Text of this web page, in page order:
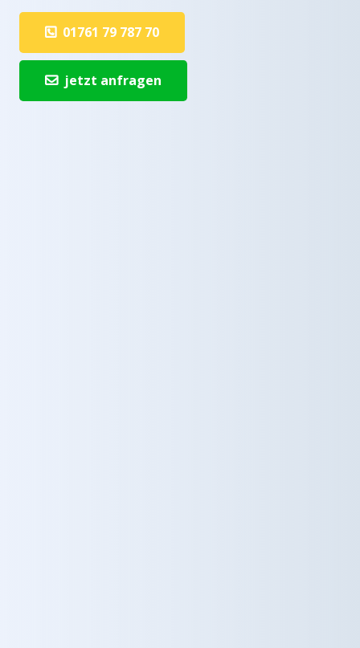
01761 79 787 70
jetzt anfragen